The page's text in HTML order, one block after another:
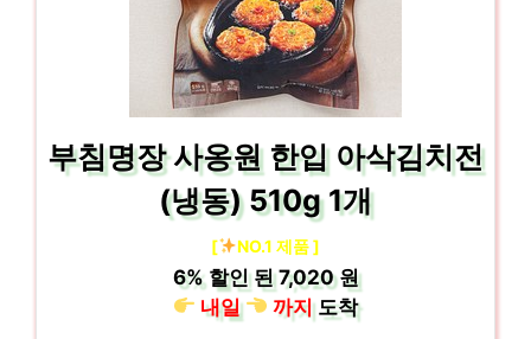
부침명장 사옹원 한입 아삭김치전
(냉동) 510g 1개
[ NO.1 제품 ]
6%할인 된7,020 원
내일
까지도착